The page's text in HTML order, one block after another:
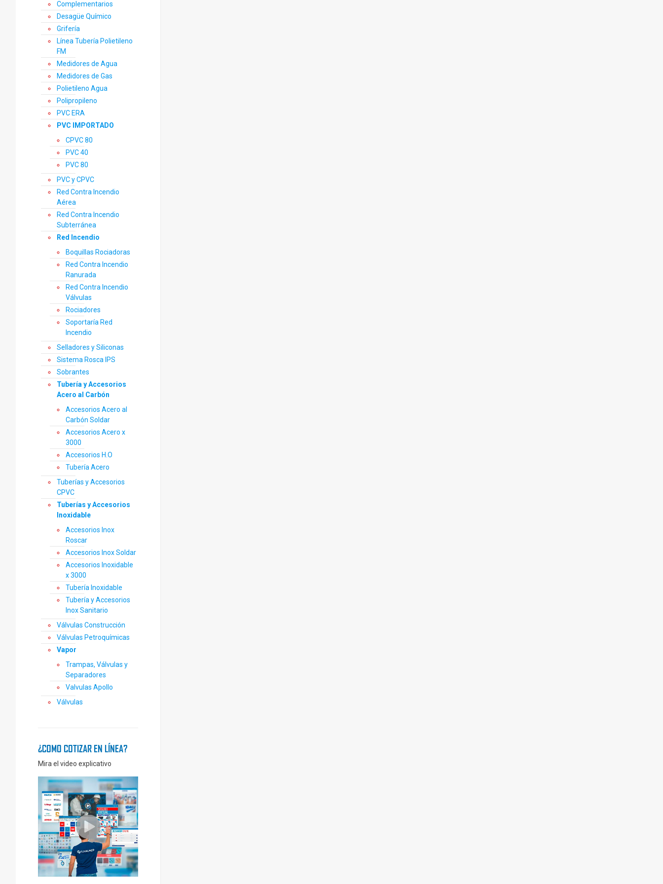
Complementarios
Desagüe Químico
Grifería
Línea Tubería Polietileno
FM
Medidores de Agua
Medidores de Gas
Polietileno Agua
Polipropileno
PVC ERA
PVC IMPORTADO
CPVC 80
PVC 40
PVC 80
PVC y CPVC
Red Contra Incendio
Aérea
Red Contra Incendio
Subterránea
Red Incendio
Boquillas Rociadoras
Red Contra Incendio
Ranurada
Red Contra Incendio
Válvulas
Rociadores
Soportaría Red
Incendio
Selladores y Siliconas
Sistema Rosca IPS
Sobrantes
Tubería y Accesorios
Acero al Carbón
Accesorios Acero al
Carbón Soldar
Accesorios Acero x
3000
Accesorios H.O
Tubería Acero
Tuberías y Accesorios
CPVC
Tuberías y Accesorios
Inoxidable
Accesorios Inox
Roscar
Accesorios Inox Soldar
Accesorios Inoxidable
x 3000
Tubería Inoxidable
Tubería y Accesorios
Inox Sanitario
Válvulas Construcción
Válvulas Petroquímicas
Vapor
Trampas, Válvulas y
Separadores
Valvulas Apollo
Válvulas
¿COMO COTIZAR EN LÍNEA?
Mira el video explicativo